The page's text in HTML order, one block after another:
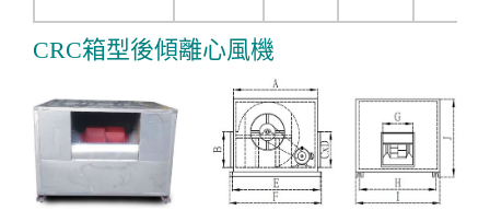
CRC箱型後傾離心風機